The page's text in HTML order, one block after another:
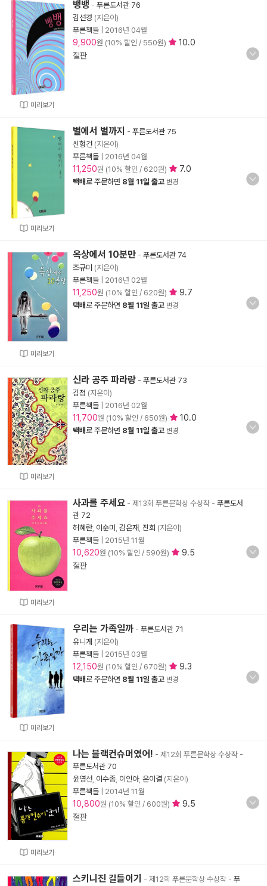
미리보기
뱅뱅 - 푸른도서관 76
김선경 (지은이)
푸른책들
2016년 04월
9,900원 (10% 할인 / 550원)
10.0
절판
미리보기
별에서 별까지 - 푸른도서관 75
신형건 (지은이)
푸른책들
2016년 04월
11,250원 (10% 할인 / 620원) 7.0
택배로 주문하면 8월 11일 출고 변경
미리보기
옥상에서 10분만 - 푸른도서관 74
조규미 (지은이)
푸른책들
2016년 02월
11,250원 (10% 할인 / 620원) 9.7
택배로 주문하면 8월 11일 출고 변경
미리보기
신라 공주 파라랑 - 푸른도서관 73
김정 (지은이)
푸른책들
2016년 02월
11,700원 (10% 할인 / 650원) 10.0
택배로 주문하면 8월 11일 출고 변경
미리보기
사과를 주세요 - 제13회 푸른문학상 수상작 - 푸른도서
관 72
허혜란, 이순미 김은재 진희 (지은이)
푸른책들
2015년 11월
10,620원 (10% 할인 / 590원)
9.5
절판
미리보기
우리는 가족일까 - 푸른도서관 71
유니게 (지은이)
푸른책들
2015년 03월
12,150원 (10% 할인 / 670원) 9.3
택배로 주문하면 8월 11일 출고 변경
미리보기
나는 블랙컨슈머였어! - 제12회 푸른문학상 수상작 -
푸른도서관 70
윤영선 이수종 이인아, 은이결 (지은이)
푸른책들
2014년 11월
10,800원 (10% 할인 / 600원)
9.5
절판
스키니진 길들이기 - 제12회 푸른문학상 수상작 - 푸